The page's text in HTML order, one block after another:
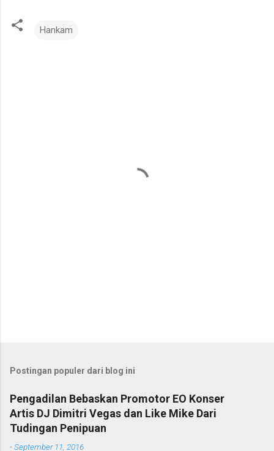
Hankam
Postingan populer dari blog ini
Pengadilan Bebaskan Promotor EO Konser
Artis DJ Dimitri Vegas dan Like Mike Dari
Tudingan Penipuan
-September 11, 2016